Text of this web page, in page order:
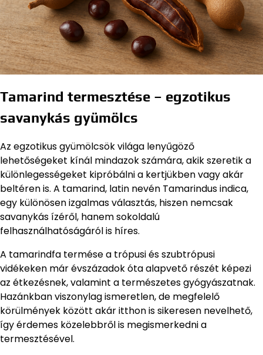
Tamarind termesztése – egzotikus
savanykás gyümölcs
Az egzotikus gyümölcsök világa lenyűgöző
lehetőségeket kínál mindazok számára, akik szeretik a
különlegességeket kipróbálni a kertjükben vagy akár
beltéren is. A tamarind, latin nevén Tamarindus indica,
egy különösen izgalmas választás, hiszen nemcsak
savanykás ízéről, hanem sokoldalú
felhasználhatóságáról is híres.
A tamarindfa termése a trópusi és szubtrópusi
vidékeken már évszázadok óta alapvető részét képezi
az étkezésnek, valamint a természetes gyógyászatnak.
Hazánkban viszonylag ismeretlen, de megfelelő
körülmények között akár itthon is sikeresen nevelhető,
így érdemes közelebbről is megismerkedni a
termesztésével.